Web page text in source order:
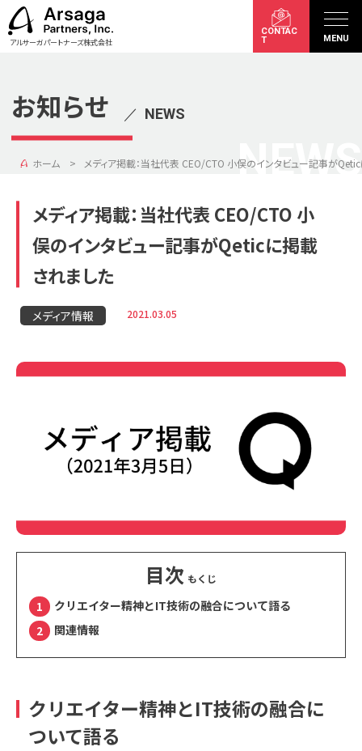
アルサーガパートナーズ株式会社
CONTAC
T
MENU
お知らせ ／ NEWS
NEWS
ホーム メディア掲載：当社代表 CEO/CTO 小俣のインタビュー記事が
メディア掲載：当社代表 CEO/CTO 小
俣のインタビュー記事がQeticに掲載
されました
メディア情報 2021.03.05
目次
クリエイター精神とIT技術の融合について語る
関連情報
クリエイター精神とIT技術の融合に
ついて語る